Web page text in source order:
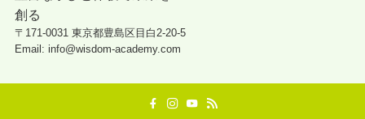
〒171-0031 東京都豊島区目白2-20-5
Email: info@wisdom-academy.com